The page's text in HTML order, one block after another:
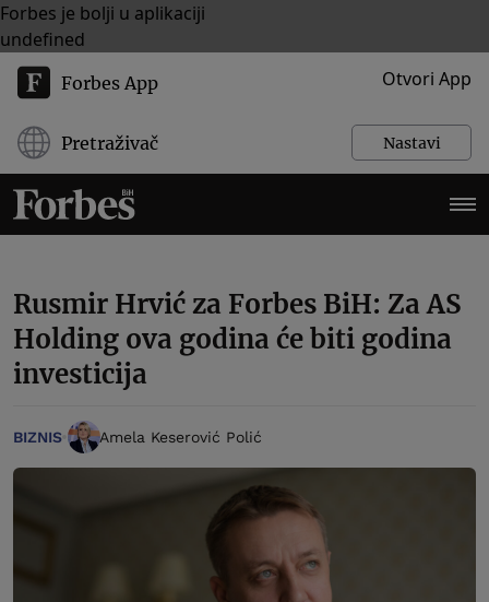
Forbes je bolji u aplikaciji
undefined
Forbes App Otvori App
Pretraživač Nastavi
Rusmir Hrvić za Forbes BiH: Za AS
Holding ova godina će biti godina
investicija
BIZNIS Amela Keserović Polić